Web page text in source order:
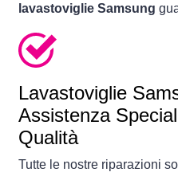
lavastoviglie Samsung
Lavastoviglie
Assistenza
Qualità
Tutte le nostre riparazioni